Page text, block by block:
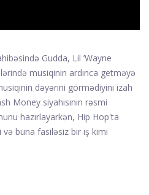
Gudda, Lil ’Wayne
musiqinin ardınca getməyə
dəyərini görmədiyini izah
Money siyahısının rəsmi
hazırlayarkən, Hip Hop'ta
buna fasiləsiz bir iş kimi